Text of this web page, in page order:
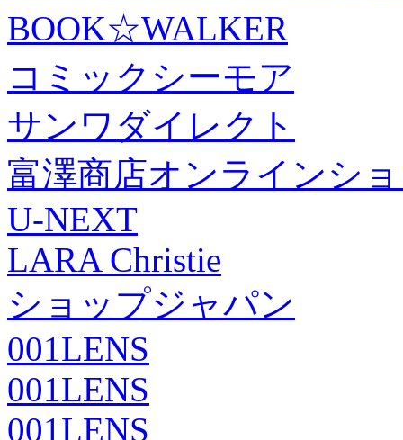
BOOK☆WALKER
コミックシーモア
サンワダイレクト
富澤商店オンラインシ
U-NEXT
LARA Christie
ショップジャパン
001LENS
001LENS
001LENS